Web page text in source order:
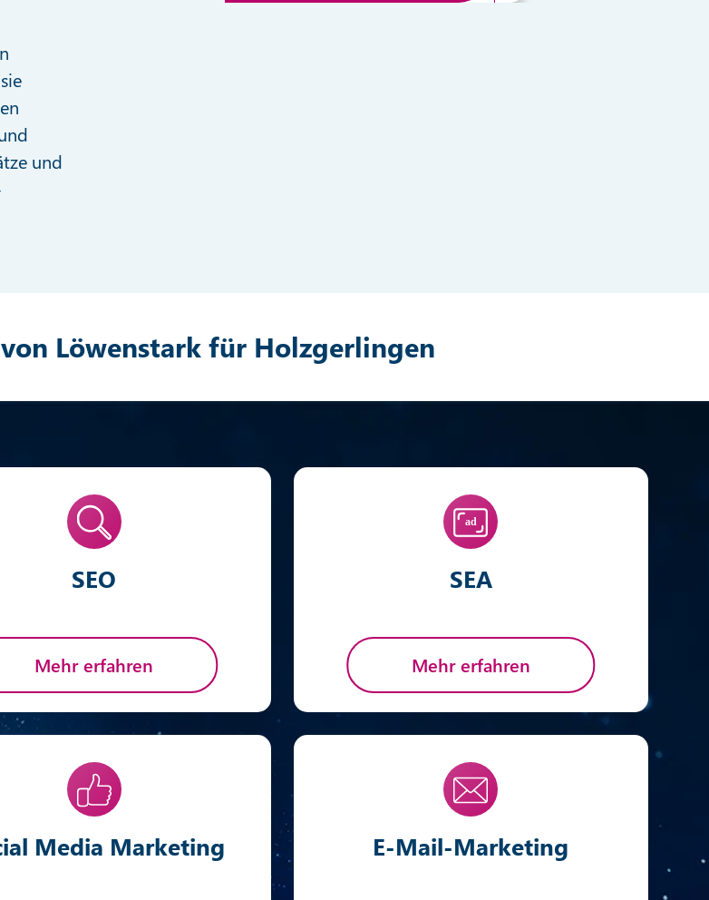
und
Löwenstark für Holzgerlingen
SEO
Mehr erfahren
SEA
Mehr erfahren
Media Marketing E-Mail-Marketing